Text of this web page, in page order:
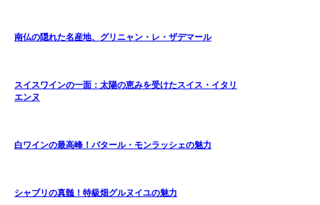
南仏の隠れた名産地、グリニャン・レ・ザデマール
スイスワインの一面：太陽の恵みを受けたスイス・イタリ
エンヌ
白ワインの最高峰！バタール・モンラッシェの魅力
シャブリの真髄！特級畑グルヌイユの魅力